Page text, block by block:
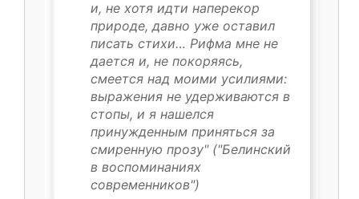
и, не хотя идти наперекор
природе, давно уже оставил
писать стихи… Рифма мне не
дается и, не покоряясь,
смеется над моими усилиями:
выражения не удерживаются в
стопы, и я нашелся
принужденным приняться за
смиренную прозу" ("Белинский
в воспоминаниях
современников")